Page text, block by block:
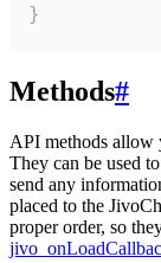
}
Methods#
API methods allow
They can be used
send any
placed to the
proper order, so